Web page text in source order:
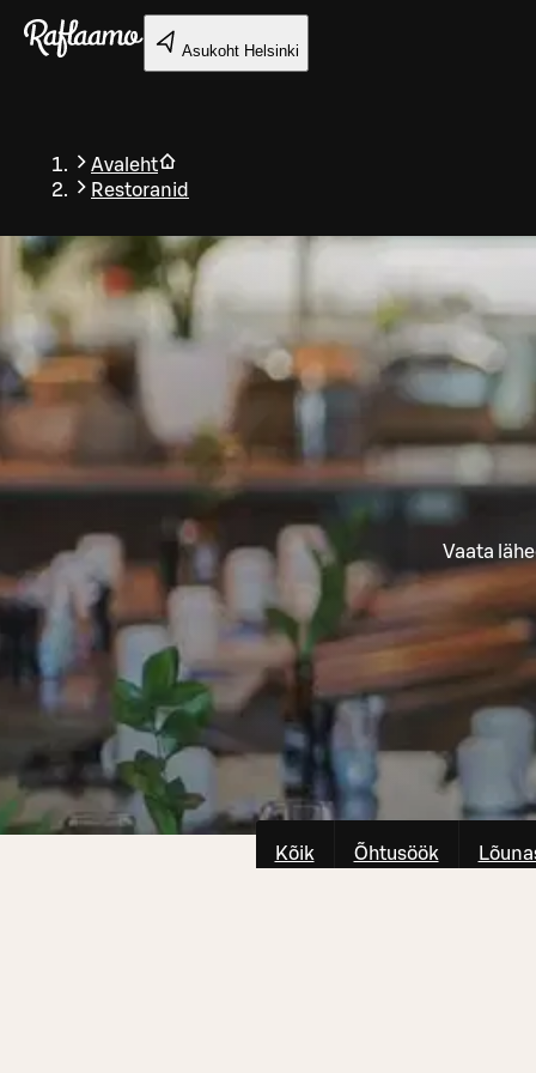
Liigu peamise sisu juurde
Asukoht Helsinki
Avaleht
Restoranid
Vaata
Kõik Õhtusöök